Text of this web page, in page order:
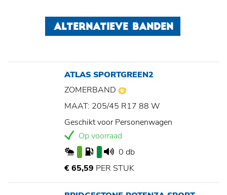
ALTERNATIEVE BANDEN
ATLAS SPORTGREEN2
ZOMERBAND
MAAT: 205/45 R17 88 W
Geschikt voor Personenwagen
Op voorraad
0 db
€ 65,59 PER STUK